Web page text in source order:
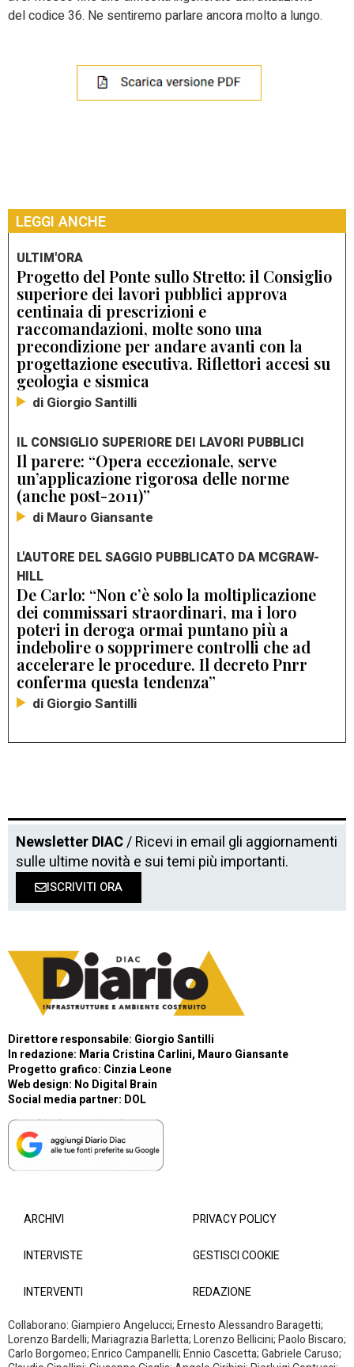
del codice 36. Ne sentiremo parlare ancora molto a lungo.
LEGGI ANCHE
ULTIM'ORA
Progetto del Ponte sullo Stretto: il Consiglio
superiore dei lavori pubblici approva
centinaia di prescrizioni e
raccomandazioni, molte sono una
precondizione per andare avanti con la
progettazione esecutiva. Riflettori accesi su
geologia e sismica
di Giorgio Santilli
IL CONSIGLIO SUPERIORE DEI LAVORI PUBBLICI
Il parere: “Opera eccezionale, serve
un’applicazione rigorosa delle norme
(anche post-2011)”
di Mauro Giansante
L'AUTORE DEL SAGGIO PUBBLICATO DA MCGRAW-
HILL
De Carlo: “Non c’è solo la moltiplicazione
dei commissari straordinari, ma i loro
poteri in deroga ormai puntano più a
indebolire o sopprimere controlli che ad
accelerare le procedure. Il decreto Pnrr
conferma questa tendenza”
di Giorgio Santilli
Newsletter DIAC/ Ricevi in email gli aggiornamenti
sulle ultime novità e sui temi più importanti.
ISCRIVITI ORA
Direttore responsabile: Giorgio Santilli
In redazione: Maria Cristina Carlini, Mauro Giansante
Progetto grafico: Cinzia Leone
Web design: No Digital Brain
Social media partner: DOL
ARCHIVI
INTERVISTE
INTERVENTI
PRIVACY POLICY
GESTISCI COOKIE
REDAZIONE
Collaborano: Giampiero Angelucci; Ernesto Alessandro Baragetti;
Lorenzo Bardelli; Mariagrazia Barletta; Lorenzo Bellicini; Paolo Biscaro;
Carlo Borgomeo; Enrico Campanelli; Ennio Cascetta; Gabriele Caruso;